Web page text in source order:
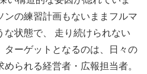
の練習計画もないままフルマ
状態で、 走り続けられない
ーゲットとなるのは、日々の
られる経営者・広報担当者。